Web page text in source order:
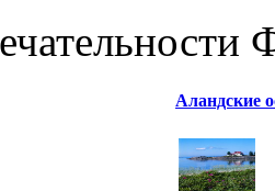
Аландские